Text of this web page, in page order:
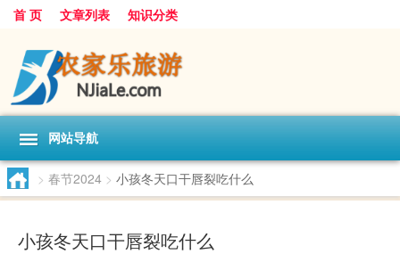
首 页 文章列表 知识分类
网站导航
> 春节2024 > 小孩冬天口干唇裂吃什么
小孩冬天口干唇裂吃什么